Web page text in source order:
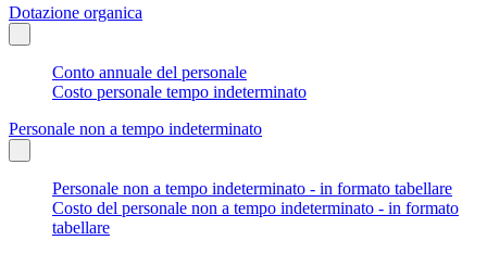
Dotazione organica
Conto annuale del personale
Costo personale tempo indeterminato
Personale non a tempo indeterminato
Personale non a tempo indeterminato - in formato tabellare
Costo del personale non a tempo indeterminato - in formato
tabellare